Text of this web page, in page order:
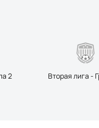
2 Вторая лига -